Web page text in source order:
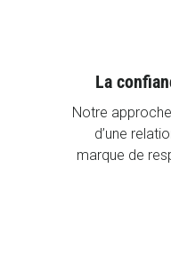
La
Notre
d’une
marque de